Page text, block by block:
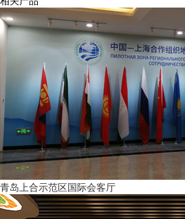
青岛上合示范区国际会客厅